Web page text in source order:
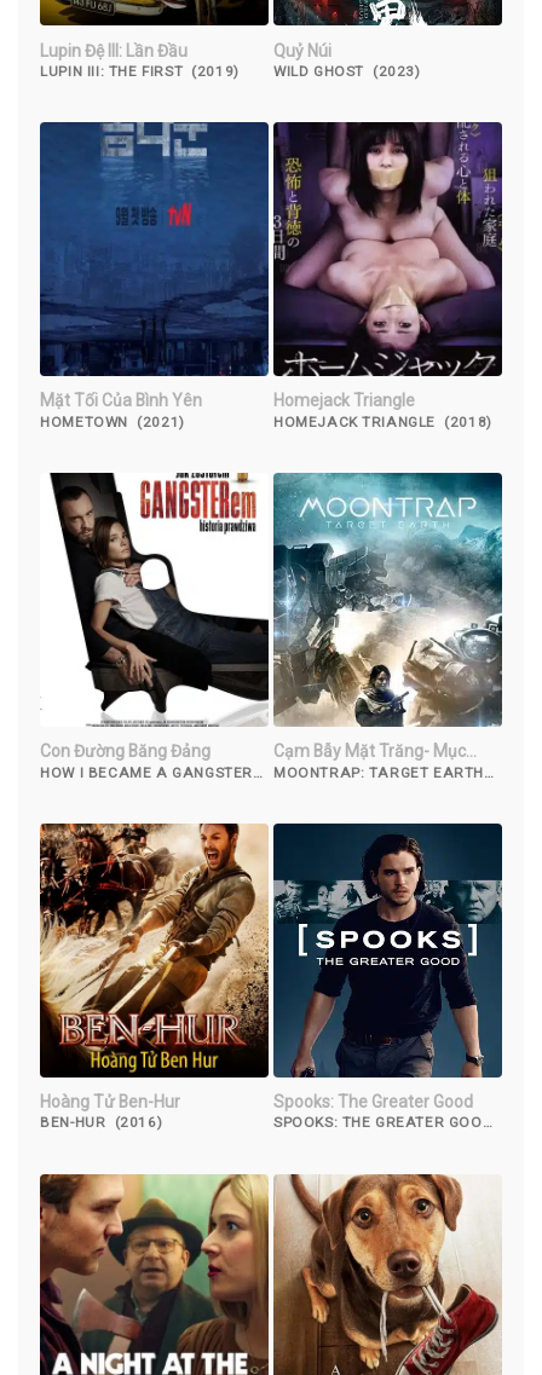
Lupin Đệ III: Lần Đầu
LUPIN III: THE FIRST (2019)
Quỷ Núi
WILD GHOST (2023)
Mặt Tối Của Bình Yên
HOMETOWN (2021)
Homejack Triangle
HOMEJACK TRIANGLE (2018)
Con Đường Băng Đảng
HOW I BECAME A GANGSTER
Cạm Bẫy Mặt Trăng- Mục
Tiêu Trái Đất
MOONTRAP: TARGET EARTH
Hoàng Tử Ben-Hur
BEN-HUR (2016)
Spooks: The Greater Good
SPOOKS: THE GREATER GOOD